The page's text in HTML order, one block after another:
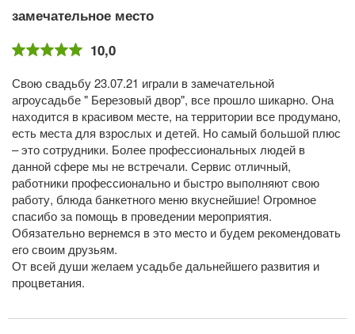
замечательное место
10,0
Свою свадьбу 23.07.21 играли в замечательной
агроусадьбе " Березовый двор", все прошло шикарно. Она
находится в красивом месте, на территории все продумано,
есть места для взрослых и детей. Но самый большой плюс
– это сотрудники. Более профессиональных людей в
данной сфере мы не встречали. Сервис отличный,
работники профессионально и быстро выполняют свою
работу, блюда банкетного меню вкуснейшие! Огромное
спасибо за помощь в проведении мероприятия.
Обязательно вернемся в это место и будем рекомендовать
его своим друзьям.
От всей души желаем усадьбе дальнейшего развития и
процветания.